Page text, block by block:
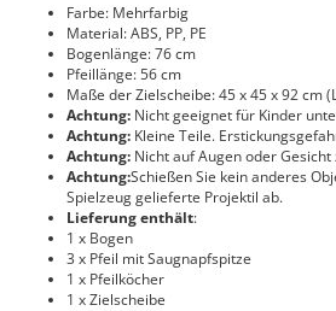
Farbe: Mehrfarbig
Material: ABS, PP, PE
Bogenlänge: 76 cm
Pfeillänge: 56 cm
Maße der Zielscheibe: 45 x 45 x 92 cm
Achtung: Nicht geeignet für Kinder
Achtung: Kleine Teile.
Achtung: Nicht auf Augen oder Gesicht
Achtung:Schießen Sie kein anderes
Spielzeug gelieferte Projektil ab.
Lieferung enthält:
1 x Bogen
3 x Pfeil mit Saugnapfspitze
1 x Pfeilköcher
1 x Zielscheibe